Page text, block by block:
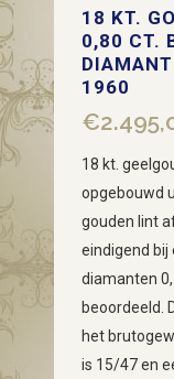
18 KT.
0,80 CT.
1960
€
18 kt.
opgebouwd
gouden lint
eindigend bij
diamanten
beoordeeld.
het
is 15/47 en